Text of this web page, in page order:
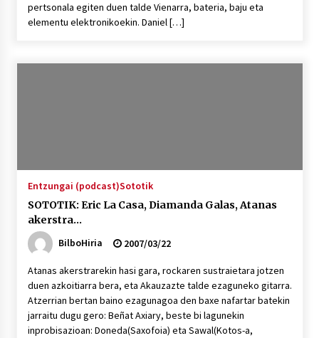
pertsonala egiten duen talde Vienarra, bateria, baju eta
elementu elektronikoekin. Daniel […]
Entzungai (podcast)Sototik
SOTOTIK: Eric La Casa, Diamanda Galas, Atanas
akerstra…
BilboHiria
2007/03/22
Atanas akerstrarekin hasi gara, rockaren sustraietara jotzen
duen azkoitiarra bera, eta Akauzazte talde ezaguneko gitarra.
Atzerrian bertan baino ezagunagoa den baxe nafartar batekin
jarraitu dugu gero: Beñat Axiary, beste bi lagunekin
inprobisazioan: Doneda(Saxofoia) eta Sawal(Kotos-a,